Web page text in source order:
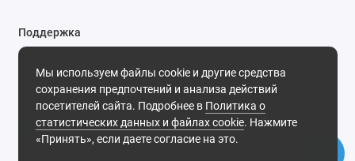
Мы используем файлы cookie и другие средства
сохранения предпочтений и анализа действий
посетителей сайта. Подробнее в Политика о
статистических данных и файлах cookie. Нажмите
«Принять», если даете согласие на это.
Поддержка
8-800-55-00-327
Будни, с 09-30 до 18-30
Мы в сети